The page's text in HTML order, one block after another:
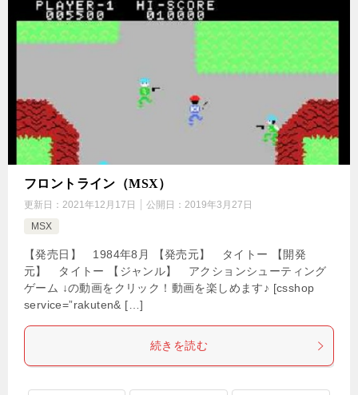
フロントライン（MSX）
更新日： 2021年12月17日 公開日： 2019年3月27日
MSX
【発売日】 1984年8月 【発売元】 タイトー 【開発
元】 タイトー 【ジャンル】 アクションシューティング
ゲーム ↓の動画をクリック！動画を楽しめます♪ [csshop
service=”rakuten& […]
続きを読む